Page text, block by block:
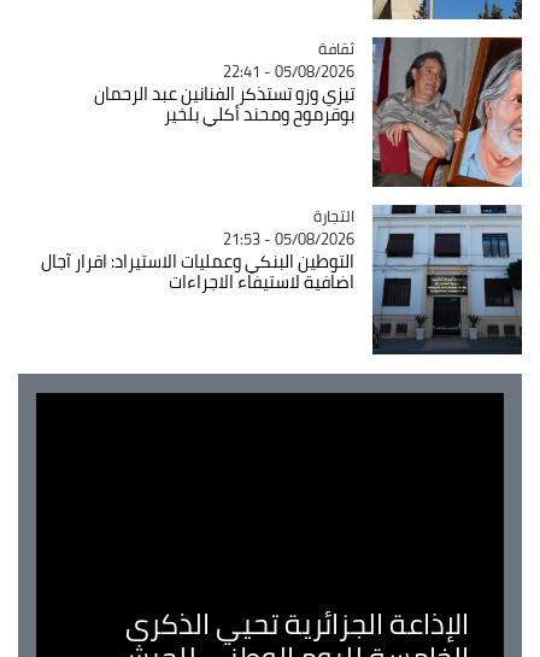
Catégorie
ثقافة
05/08/2026 - 22:41
تيزي وزو تستذكر الفنانين عبد الرحمان
بوقرموح ومحند أكلي بلخير
Catégorie
التجارة
05/08/2026 - 21:53
التوطين البنكي وعمليات الاستيراد: اقرار آجال
اضافية لاستيفاء الاجراءات
الإذاعة الجزائرية تحيي الذكرى